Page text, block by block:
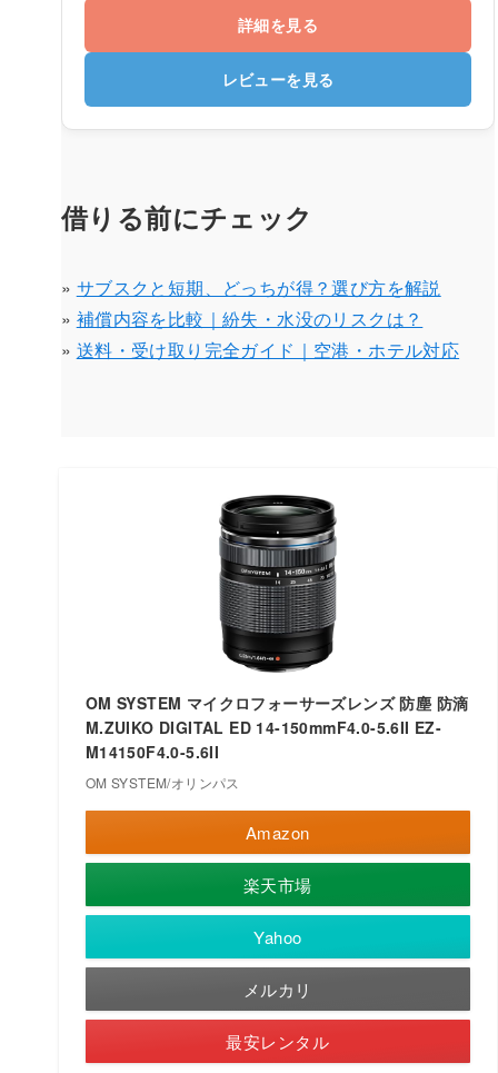
詳細を見る
レビューを見る
借りる前にチェック
» サブスクと短期、どっちが得？選び方を解説
» 補償内容を比較｜紛失・水没のリスクは？
» 送料・受け取り完全ガイド｜空港・ホテル対応
OM SYSTEM マイクロフォーサーズレンズ 防塵 防滴
M.ZUIKO DIGITAL ED 14-150mmF4.0-5.6II EZ-
M14150F4.0-5.6II
OM SYSTEM/オリンパス
Amazon
楽天市場
Yahoo
メルカリ
最安レンタル